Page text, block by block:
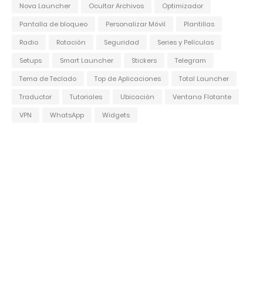
Nova Launcher
Ocultar Archivos
Optimizador
Pantalla de bloqueo
Personalizar Móvil
Plantillas
Radio
Rotación Seguridad
Series y Películas
Setups
Smart Launcher Stickers
Telegram
Tema de Teclado
Top de Aplicaciones
Total Launcher
Traductor
Tutoriales Ubicación
Ventana Flotante
VPN
WhatsApp Widgets